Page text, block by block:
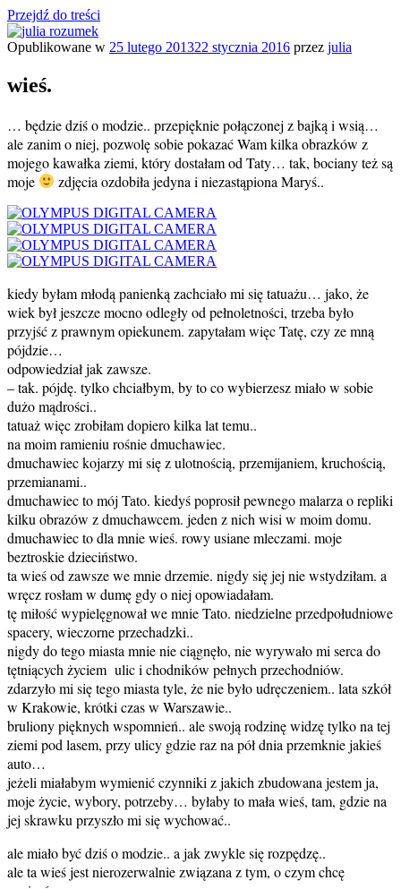
Przejdź do treści
Opublikowane w 25 lutego 201322 stycznia 2016 przez julia
wieś.
… będzie dziś o modzie.. przepięknie połączonej z bajką i wsią…
ale zanim o niej, pozwolę sobie pokazać Wam kilka obrazków z
mojego kawałka ziemi, który dostałam od Taty… tak, bociany też są
moje
zdjęcia ozdobiła jedyna i niezastąpiona Maryś..
kiedy byłam młodą panienką zachciało mi się tatuażu… jako, że
wiek był jeszcze mocno odległy od pełnoletności, trzeba było
przyjść z prawnym opiekunem. zapytałam więc Tatę, czy ze mną
pójdzie…
odpowiedział jak zawsze.
– tak. pójdę. tylko chciałbym, by to co wybierzesz miało w sobie
dużo mądrości..
tatuaż więc zrobiłam dopiero kilka lat temu..
na moim ramieniu rośnie dmuchawiec.
dmuchawiec kojarzy mi się z ulotnością, przemijaniem, kruchością,
przemianami..
dmuchawiec to mój Tato. kiedyś poprosił pewnego malarza o repliki
kilku obrazów z dmuchawcem. jeden z nich wisi w moim domu.
dmuchawiec to dla mnie wieś. rowy usiane mleczami. moje
beztroskie dzieciństwo.
ta wieś od zawsze we mnie drzemie. nigdy się jej nie wstydziłam. a
wręcz rosłam w dumę gdy o niej opowiadałam.
tę miłość wypielęgnował we mnie Tato. niedzielne przedpołudniowe
spacery, wieczorne przechadzki..
nigdy do tego miasta mnie nie ciągnęło, nie wyrywało mi serca do
tętniących życiem ulic i chodników pełnych przechodniów.
zdarzyło mi się tego miasta tyle, że nie było udręczeniem.. lata szkół
w Krakowie, krótki czas w Warszawie..
bruliony pięknych wspomnień.. ale swoją rodzinę widzę tylko na tej
ziemi pod lasem, przy ulicy gdzie raz na pół dnia przemknie jakieś
auto…
jeżeli miałabym wymienić czynniki z jakich zbudowana jestem ja,
moje życie, wybory, potrzeby… byłaby to mała wieś, tam, gdzie na
jej skrawku przyszło mi się wychować..
ale miało być dziś o modzie.. a jak zwykle się rozpędzę..
ale ta wieś jest nierozerwalnie związana z tym, o czym chcę